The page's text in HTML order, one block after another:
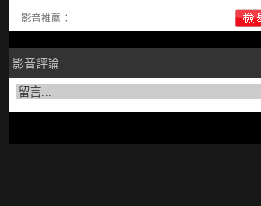
影音推薦：
影音評論